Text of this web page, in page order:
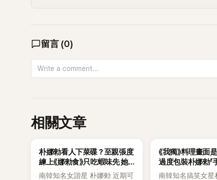
留言 (0)
相關文章
K-POP
朴娜勑看人下菜碟？至親張度
練上《娜勑食》只吃蝦味先 她
眼眶泛紅委屈哭
南韓知名女諧星 朴娜勑 近期可
K-POP
《我獨》料理畫面
過度包裝朴娜勑「
紀人血汗內幕爆光
南韓知名搞笑女星